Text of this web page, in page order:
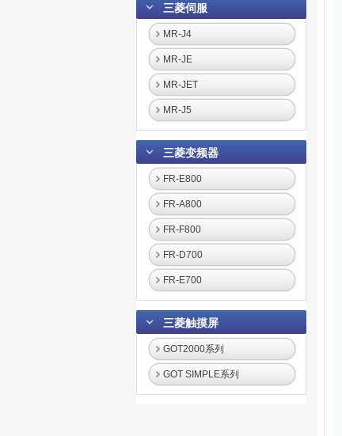
三菱伺服
MR-J4
MR-JE
MR-JET
MR-J5
三菱变频器
FR-E800
FR-A800
FR-F800
FR-D700
FR-E700
三菱触摸屏
GOT2000系列
GOT SIMPLE系列